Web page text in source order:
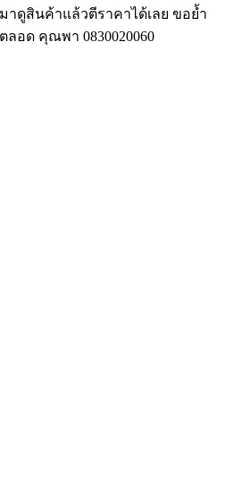
าดูสินค้าแล้วตีราคาได้เลย ขอย้ำ
อด คุณพา 0830020060